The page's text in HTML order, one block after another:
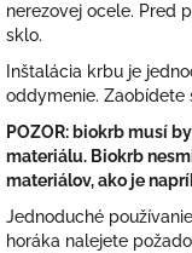
nerezovej ocele. Pred
sklo.
Inštalácia krbu je
oddymenie. Zaobídete
POZOR: biokrb musí
materiálu. Biokrb
materiálov, ako je
Jednoduché
horáka nalejete